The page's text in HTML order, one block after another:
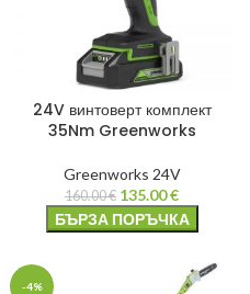
24V винтоверт комплект
35Nm Greenworks
Greenworks 24V
160.00€ 135.00€
БЪРЗА ПОРЪЧКА
-4%